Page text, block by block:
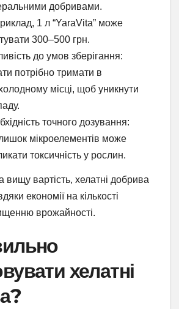
добривами.
1 л “YaraVita” може
300–500 грн.
до умов зберігання:
потрібно тримати в
місці, щоб уникнути
точного дозування:
мікроелементів може
токсичність у рослин.
вартість, хелатні добрива
економії на кількості
врожайності.
хелатні